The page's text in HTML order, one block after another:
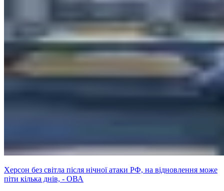
Херсон без світла після нічної атаки РФ, на відновлення може
піти кілька днів, - ОВА